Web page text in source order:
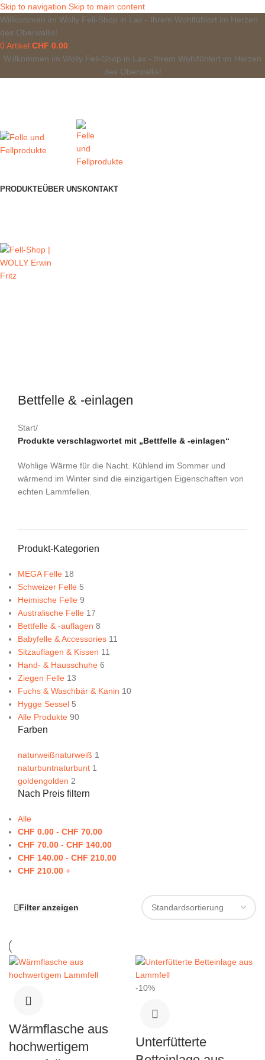
Skip to navigation Skip to main content
Willkommen im Wolly Fell-Shop in Lax - Ihrem Wohlfühlort im Herzen
des Oberwallis!
0Artikel CHF 0.00
Willkommen im Wolly Fell-Shop in Lax - Ihrem Wohlfühlort im Herzen
des Oberwallis!
PRODUKTEÜBER UNS KONTAKT
Bettfelle & -einlagen
Start/
Produkte verschlagwortet mit „Bettfelle & -einlagen“
Wohlige Wärme für die Nacht. Kühlend im Sommer und
wärmend im Winter sind die einzigartigen Eigenschaften von
echten Lammfellen.
Produkt-Kategorien
MEGA Felle 18
Schweizer Felle 5
Heimische Felle 9
Australische Felle 17
Bettfelle & -auflagen 8
Babyfelle & Accessories 11
Sitzauflagen & Kissen 11
Hand- & Hausschuhe 6
Ziegen Felle 13
Fuchs & Waschbär & Kanin 10
Hygge Sessel 5
Alle Produkte 90
Farben
naturweißnaturweiß 1
naturbuntnaturbunt 1
goldengolden 2
Nach Preis filtern
Alle
CHF 0.00 - CHF 70.00
CHF 70.00 - CHF 140.00
CHF 140.00 - CHF 210.00
CHF 210.00 +
Filter anzeigen
Wärmflasche aus
hochwertigem
-10%
Unterfütterte